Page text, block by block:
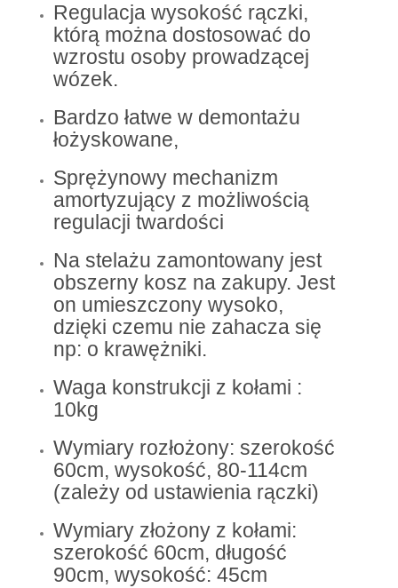
Regulacja wysokość rączki,
którą można dostosować do
wzrostu osoby prowadzącej
wózek.
Bardzo łatwe w demontażu
łożyskowane,
Sprężynowy mechanizm
amortyzujący z możliwością
regulacji twardości
Na stelażu zamontowany jest
obszerny kosz na zakupy. Jest
on umieszczony wysoko,
dzięki czemu nie zahacza się
np: o krawężniki.
Waga konstrukcji z kołami :
10kg
Wymiary rozłożony: szerokość
60cm, wysokość, 80-114cm
(zależy od ustawienia rączki)
Wymiary złożony z kołami:
szerokość 60cm, długość
90cm, wysokość: 45cm